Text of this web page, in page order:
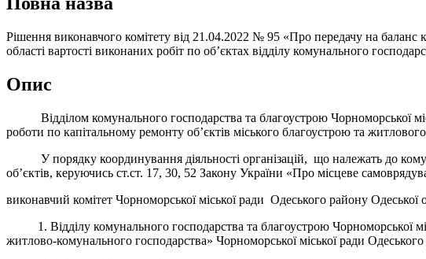
Рішення виконавчого комітету від 21.04.2022 № 95 «Про передачу на
області вартості виконаних робіт по об’єктах відділу комунального
Опис
Відділом комунального господарства та благоустрою Чорноморської
роботи по капітальному ремонту об’єктів міського благоустрою та
У порядку координування діяльності організацій, що належать до
об’єктів, керуючись ст.ст. 17, 30, 52 Закону України «Про місцеве
виконавчий комітет Чорноморської міської ради Одеського району Одеської
1. Відділу комунального господарства та благоустрою Чорноморської
житлово-комунального господарства» Чорноморської міської ради